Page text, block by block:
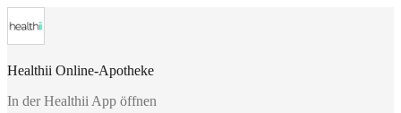
Healthii Online-Apotheke
In der Healthii App öffnen